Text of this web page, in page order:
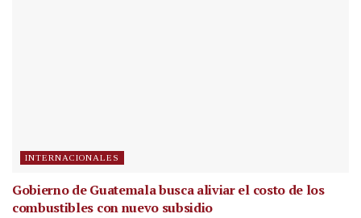
INTERNACIONALES
Gobierno de Guatemala busca aliviar el costo de los
combustibles con nuevo subsidio